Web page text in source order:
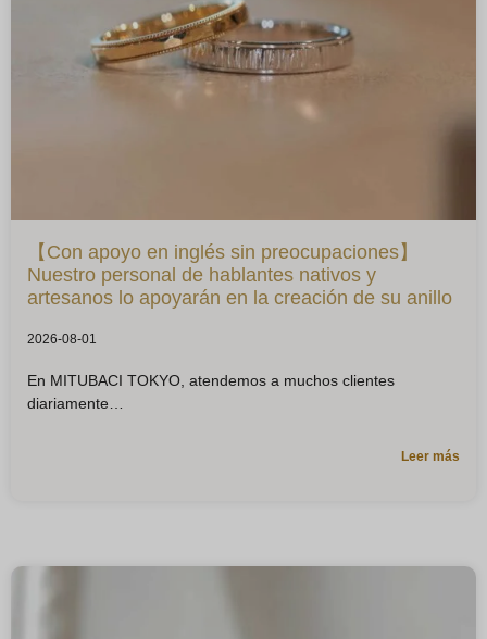
【Con apoyo en inglés sin preocupaciones】
Nuestro personal de hablantes nativos y
artesanos lo apoyarán en la creación de su anillo
2026-08-01
En MITUBACI TOKYO, atendemos a muchos clientes
diariamente
Leer más